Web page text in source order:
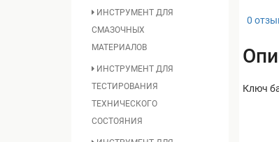
ИНСТРУМЕНТ ДЛЯ
СМАЗОЧНЫХ
МАТЕРИАЛОВ
ИНСТРУМЕНТ ДЛЯ
ТЕСТИРОВАНИЯ
ТЕХНИЧЕСКОГО
СОСТОЯНИЯ
0
Ключ